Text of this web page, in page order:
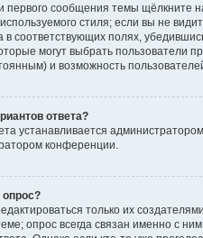
первого сообщения темы щёлкните
стиля; если вы не
соответствующих полях,
могут выбрать
и возможность
ответа?
устанавливается
конференции.
опрос?
только их
опрос всегда связан именно с